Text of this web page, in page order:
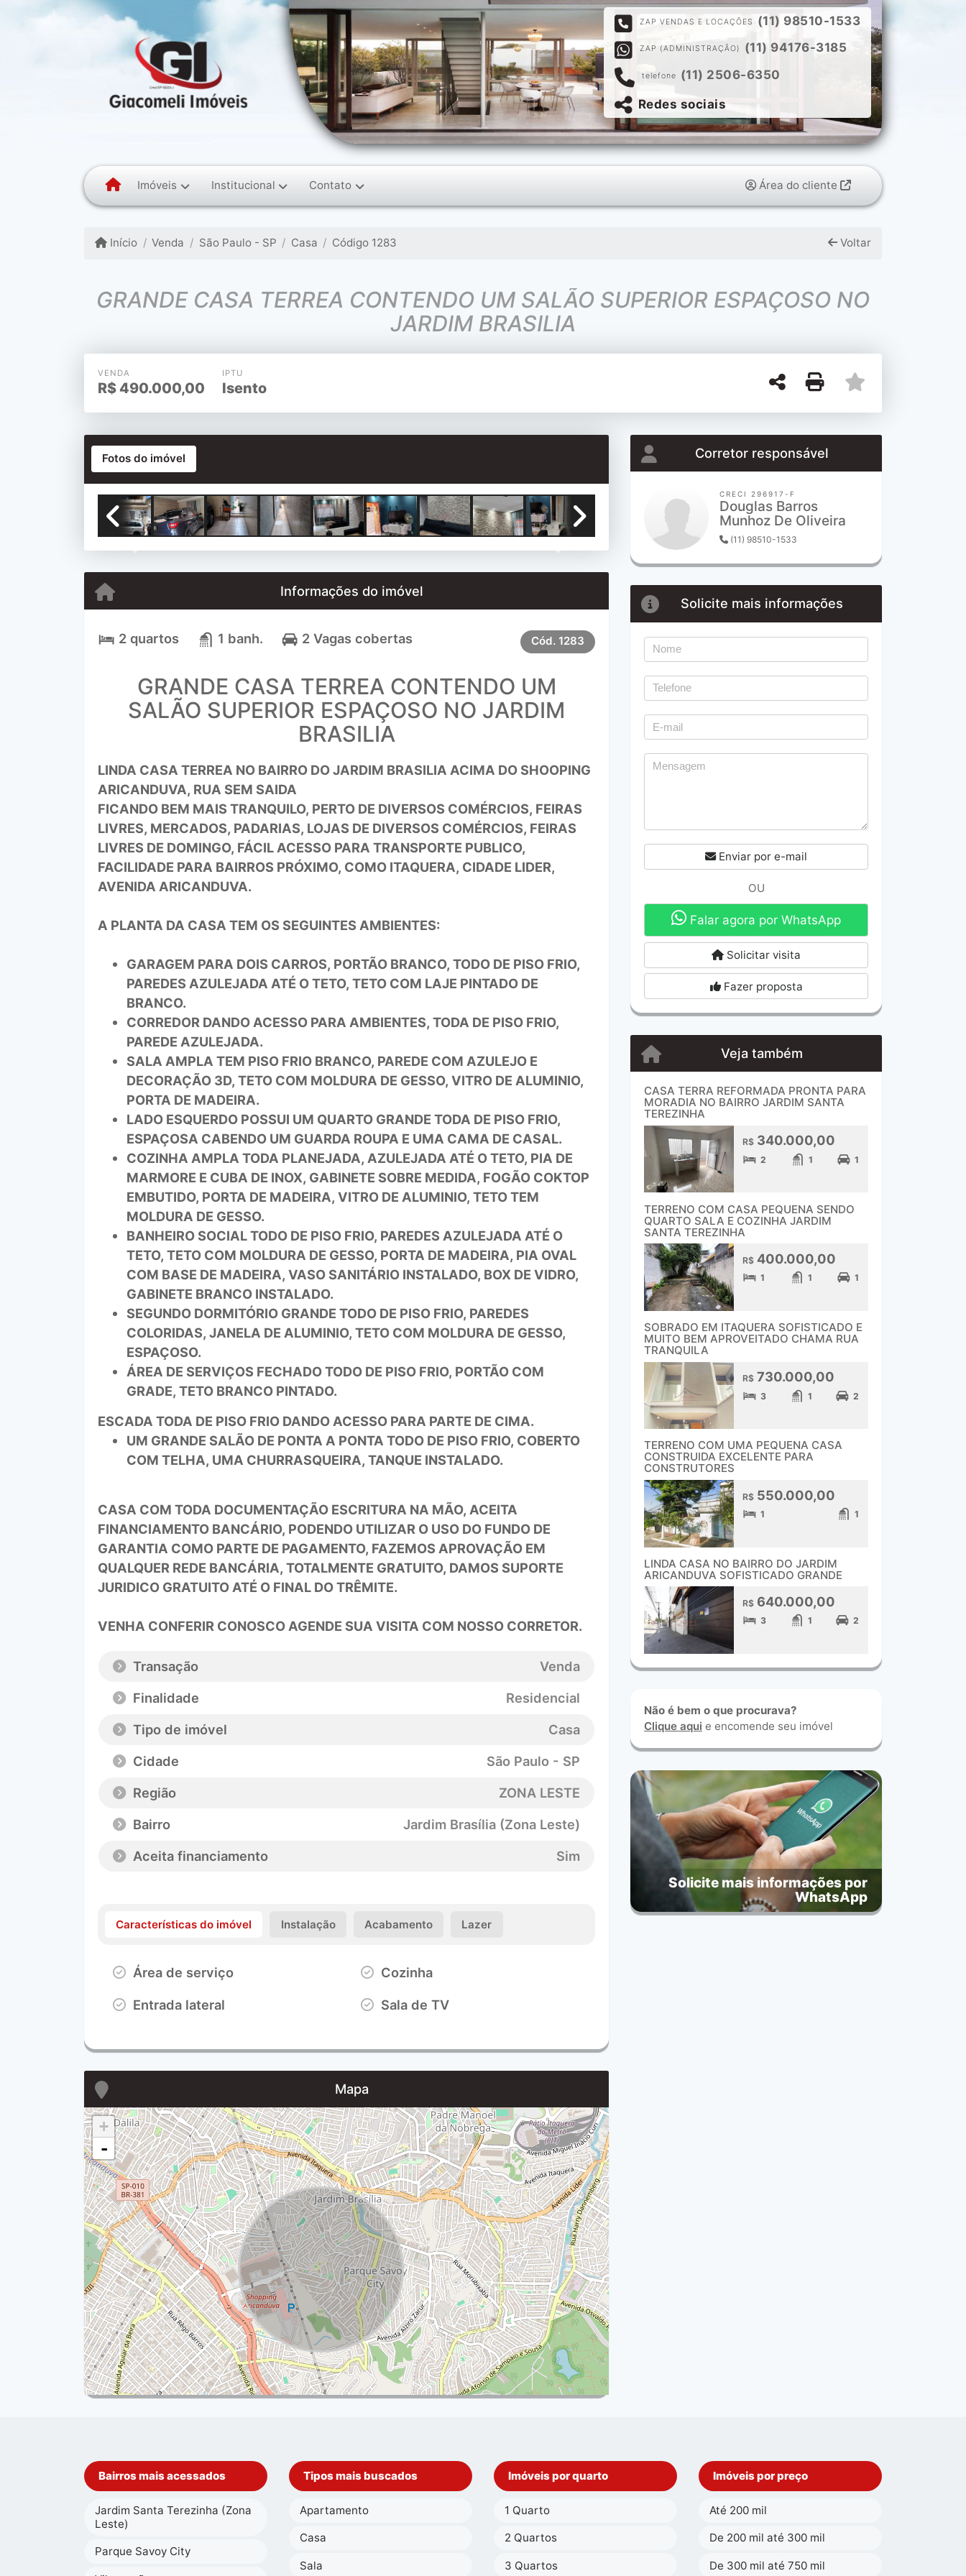
ZAP VENDAS E LOCAÇÕES (11) 98510-1533
ZAP (ADMINISTRAÇÃO) (11) 94176-3185
telefone (11) 2506-6350
Redes sociais
Imóveis Institucional Contato Área do cliente
Início Venda São Paulo - SP Casa Código 1283 Voltar
GRANDE CASA TERREA CONTENDO UM SALÃO SUPERIOR ESPAÇOSO NO
JARDIM BRASILIA
VENDA
R$ 490.000,00
IPTU
Isento
Fotos do imóvel
Informações do imóvel
2 quartos 1 banh. 2 Vagas cobertas Cód. 1283
GRANDE CASA TERREA CONTENDO UM
SALÃO SUPERIOR ESPAÇOSO NO JARDIM
BRASILIA
LINDA CASA TERREA NO BAIRRO DO JARDIM BRASILIA ACIMA DO SHOOPING
ARICANDUVA, RUA SEM SAIDA
FICANDO BEM MAIS TRANQUILO, PERTO DE DIVERSOS COMÉRCIOS, FEIRAS
LIVRES, MERCADOS, PADARIAS, LOJAS DE DIVERSOS COMÉRCIOS, FEIRAS
LIVRES DE DOMINGO, FÁCIL ACESSO PARA TRANSPORTE PUBLICO,
FACILIDADE PARA BAIRROS PRÓXIMO, COMO ITAQUERA, CIDADE LIDER,
AVENIDA ARICANDUVA.
A PLANTA DA CASA TEM OS SEGUINTES AMBIENTES:
GARAGEM PARA DOIS CARROS, PORTÃO BRANCO, TODO DE PISO FRIO,
PAREDES AZULEJADA ATÉ O TETO, TETO COM LAJE PINTADO DE
BRANCO.
CORREDOR DANDO ACESSO PARA AMBIENTES, TODA DE PISO FRIO,
PAREDE AZULEJADA.
SALA AMPLA TEM PISO FRIO BRANCO, PAREDE COM AZULEJO E
DECORAÇÃO 3D, TETO COM MOLDURA DE GESSO, VITRO DE ALUMINIO,
PORTA DE MADEIRA.
LADO ESQUERDO POSSUI UM QUARTO GRANDE TODA DE PISO FRIO,
ESPAÇOSA CABENDO UM GUARDA ROUPA E UMA CAMA DE CASAL.
COZINHA AMPLA TODA PLANEJADA, AZULEJADA ATÉ O TETO, PIA DE
MARMORE E CUBA DE INOX, GABINETE SOBRE MEDIDA, FOGÃO COKTOP
EMBUTIDO, PORTA DE MADEIRA, VITRO DE ALUMINIO, TETO TEM
MOLDURA DE GESSO.
BANHEIRO SOCIAL TODO DE PISO FRIO, PAREDES AZULEJADA ATÉ O
TETO, TETO COM MOLDURA DE GESSO, PORTA DE MADEIRA, PIA OVAL
COM BASE DE MADEIRA, VASO SANITÁRIO INSTALADO, BOX DE VIDRO,
GABINETE BRANCO INSTALADO.
SEGUNDO DORMITÓRIO GRANDE TODO DE PISO FRIO, PAREDES
COLORIDAS, JANELA DE ALUMINIO, TETO COM MOLDURA DE GESSO,
ESPAÇOSO.
ÁREA DE SERVIÇOS FECHADO TODO DE PISO FRIO, PORTÃO COM
GRADE, TETO BRANCO PINTADO.
ESCADA TODA DE PISO FRIO DANDO ACESSO PARA PARTE DE CIMA.
UM GRANDE SALÃO DE PONTA A PONTA TODO DE PISO FRIO, COBERTO
COM TELHA, UMA CHURRASQUEIRA, TANQUE INSTALADO.
CASA COM TODA DOCUMENTAÇÃO ESCRITURA NA MÃO, ACEITA
FINANCIAMENTO BANCÁRIO, PODENDO UTILIZAR O USO DO FUNDO DE
GARANTIA COMO PARTE DE PAGAMENTO, FAZEMOS APROVAÇÃO EM
QUALQUER REDE BANCÁRIA, TOTALMENTE GRATUITO, DAMOS SUPORTE
JURIDICO GRATUITO ATÉ O FINAL DO TRÊMITE.
VENHA CONFERIR CONOSCO AGENDE SUA VISITA COM NOSSO CORRETOR.
Transação
Venda
Finalidade
Residencial
Tipo de imóvel
Casa
Cidade
São Paulo - SP
Região
ZONA LESTE
Bairro
Jardim Brasília (Zona Leste)
Aceita financiamento
Sim
Características do imóvel Instalação Acabamento Lazer
Área de serviço Cozinha
Entrada lateral Sala de TV
Mapa
+
-
Corretor responsável
CRECI 296917-F
Douglas Barros
Munhoz De Oliveira
(11) 98510-1533
Solicite mais informações
Enviar por e-mail
OU
Falar agora por WhatsApp
Solicitar visita
Fazer proposta
Veja também
CASA TERRA REFORMADA PRONTA PARA
MORADIA NO BAIRRO JARDIM SANTA
TEREZINHA
R$340.000,00
2 1 1
TERRENO COM CASA PEQUENA SENDO
QUARTO SALA E COZINHA JARDIM
SANTA TEREZINHA
R$400.000,00
1 1 1
SOBRADO EM ITAQUERA SOFISTICADO E
MUITO BEM APROVEITADO CHAMA RUA
TRANQUILA
R$730.000,00
3 1 2
TERRENO COM UMA PEQUENA CASA
CONSTRUIDA EXCELENTE PARA
CONSTRUTORES
R$550.000,00
1 1
LINDA CASA NO BAIRRO DO JARDIM
ARICANDUVA SOFISTICADO GRANDE
R$640.000,00
3 1 2
Não é bem o que procurava?
Clique aqui e encomende seu imóvel
Solicite mais informações por
WhatsApp
Bairros mais acessados
Jardim Santa Terezinha (Zona
Leste)
Parque Savoy City
Tipos mais buscados
Apartamento
Casa
Sala
Imóveis por quarto
1 Quarto
2 Quartos
3 Quartos
Imóveis por preço
Até 200 mil
De 200 mil até 300 mil
De 300 mil até 750 mil